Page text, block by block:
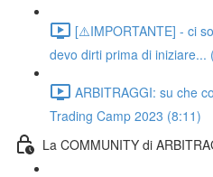
[⚠️IMPORTANTE] - ci
devo dirti prima di iniziare...
ARBITRAGGI: su che
Trading Camp 2023 (8:11)
La COMMUNITY di